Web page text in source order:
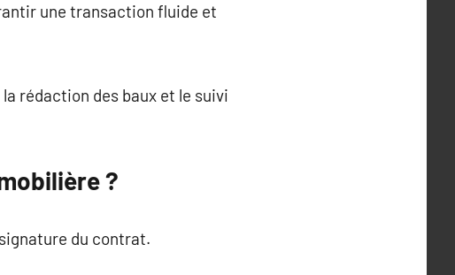
une transaction fluide et
rédaction des baux et le suivi
?
du contrat.